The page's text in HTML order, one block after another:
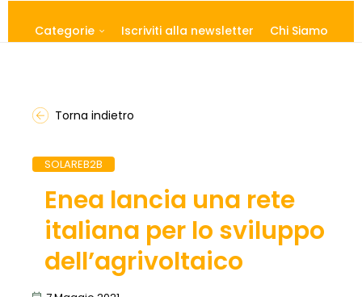
Categorie Iscriviti alla newsletter Chi Siamo
Torna indietro
SOLAREB2B
Enea lancia una rete
italiana per lo sviluppo
dell’agrivoltaico